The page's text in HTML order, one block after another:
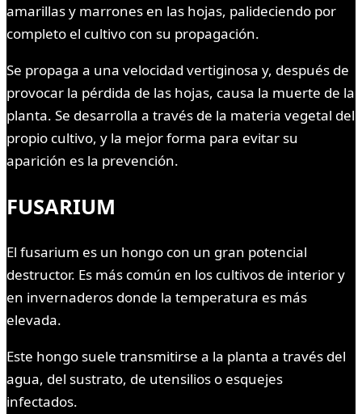
amarillas y marrones en las hojas, palideciendo por
completo el cultivo con su propagación.
Se propaga a una velocidad vertiginosa y, después de
provocar la pérdida de las hojas, causa la muerte de la
planta. Se desarrolla a través de la materia vegetal del
propio cultivo, y la mejor forma para evitar su
aparición es la prevención.
FUSARIUM
El fusarium es un hongo con un gran potencial
destructor. Es más común en los cultivos de interior y
en invernaderos donde la temperatura es más
elevada.
Este hongo suele transmitirse a la planta a través del
agua, del sustrato, de utensilios o esquejes
infectados.